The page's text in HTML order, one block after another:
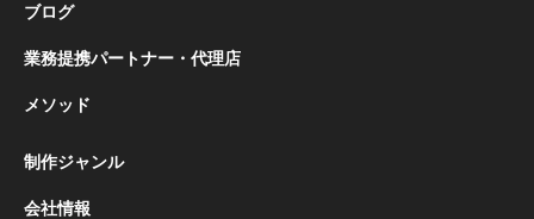
ブログ
業務提携パートナー・代理店
メソッド
制作ジャンル
会社情報